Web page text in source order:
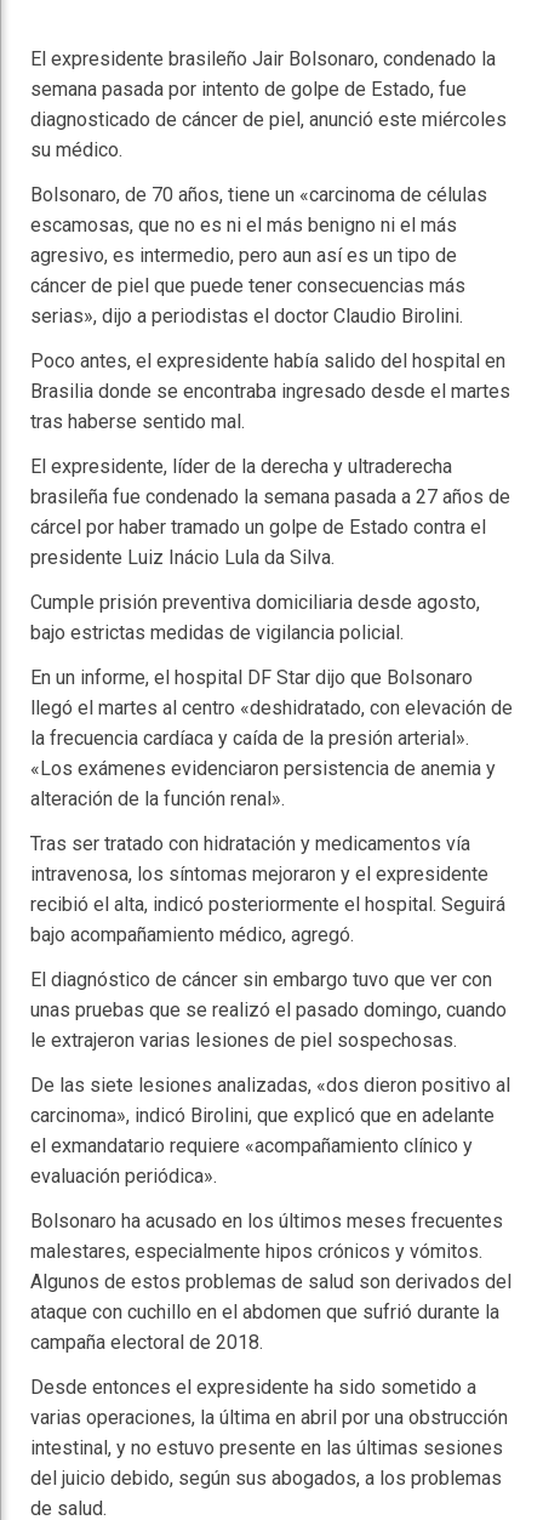
El expresidente brasileño Jair Bolsonaro, condenado la
semana pasada por intento de golpe de Estado, fue
diagnosticado de cáncer de piel, anunció este miércoles
su médico.
Bolsonaro, de 70 años, tiene un «carcinoma de células
escamosas, que no es ni el más benigno ni el más
agresivo, es intermedio, pero aun así es un tipo de
cáncer de piel que puede tener consecuencias más
serias», dijo a periodistas el doctor Claudio Birolini.
Poco antes, el expresidente había salido del hospital en
Brasilia donde se encontraba ingresado desde el martes
tras haberse sentido mal.
El expresidente, líder de la derecha y ultraderecha
brasileña fue condenado la semana pasada a 27 años de
cárcel por haber tramado un golpe de Estado contra el
presidente Luiz Inácio Lula da Silva.
Cumple prisión preventiva domiciliaria desde agosto,
bajo estrictas medidas de vigilancia policial.
En un informe, el hospital DF Star dijo que Bolsonaro
llegó el martes al centro «deshidratado, con elevación de
la frecuencia cardíaca y caída de la presión arterial».
«Los exámenes evidenciaron persistencia de anemia y
alteración de la función renal».
Tras ser tratado con hidratación y medicamentos vía
intravenosa, los síntomas mejoraron y el expresidente
recibió el alta, indicó posteriormente el hospital. Seguirá
bajo acompañamiento médico, agregó.
El diagnóstico de cáncer sin embargo tuvo que ver con
unas pruebas que se realizó el pasado domingo, cuando
le extrajeron varias lesiones de piel sospechosas.
De las siete lesiones analizadas, «dos dieron positivo al
carcinoma», indicó Birolini, que explicó que en adelante
el exmandatario requiere «acompañamiento clínico y
evaluación periódica».
Bolsonaro ha acusado en los últimos meses frecuentes
malestares, especialmente hipos crónicos y vómitos.
Algunos de estos problemas de salud son derivados del
ataque con cuchillo en el abdomen que sufrió durante la
campaña electoral de 2018.
Desde entonces el expresidente ha sido sometido a
varias operaciones, la última en abril por una obstrucción
intestinal, y no estuvo presente en las últimas sesiones
del juicio debido, según sus abogados, a los problemas
de salud.